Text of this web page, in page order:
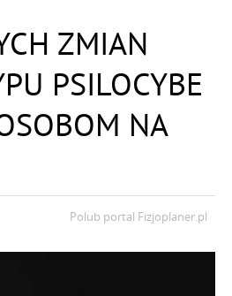
ZMIAN
PSILOCYBE
NA
Polub portal Fizjoplaner.pl